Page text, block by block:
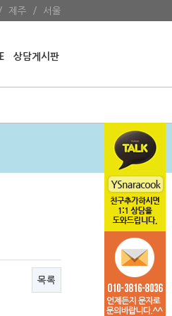
제주 / 서울
상담게시판
목록